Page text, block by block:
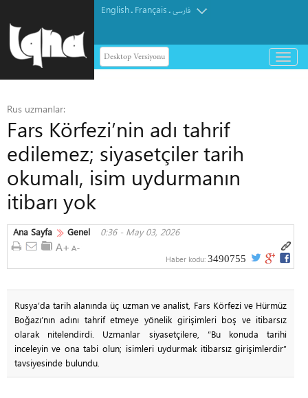
English. Français.فارسی
Desktop Versiyonu
باز
و
Rus uzmanlar:
Fars Körfezi’nin adı tahrif
edilemez; siyasetçiler tarih
okumalı, isim uydurmanın
itibarı yok
Ana Sayfa Genel 0:36 - May 03, 2026
Haber kodu: 3490755
Rusya’da tarih alanında üç uzman ve analist, Fars Körfezi ve Hürmüz
Boğazı’nın adını tahrif etmeye yönelik girişimleri boş ve itibarsız
olarak nitelendirdi. Uzmanlar siyasetçilere, “Bu konuda tarihi
inceleyin ve ona tabi olun; isimleri uydurmak itibarsız girişimlerdir”
tavsiyesinde bulundu.